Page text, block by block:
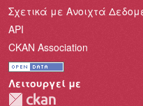
Σχετικά με Ανοιχτά
API
CKAN Association
Λειτουργεί με